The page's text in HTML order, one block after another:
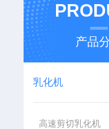
产品
乳化机
高速剪切乳化机